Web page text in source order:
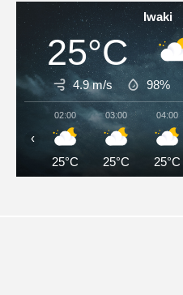
Iwaki
25°C
4.9 m/s 98%
02:00
25°C
03:00
25°C
04:00
25°C
‹